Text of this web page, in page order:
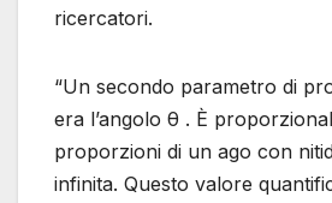
ricercatori.
“Un secondo parametro di
era l’angolo θ . È
proporzioni di un ago con
infinita. Questo valore